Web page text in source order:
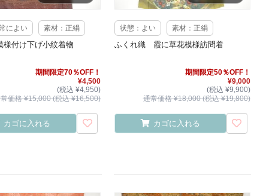
によい 素材：正絹
様付け下げ小紋着物
期間限定70％OFF！
¥4,500
(税込 ¥4,950)
価格 ¥15,000 (税込 ¥16,500)
カゴに入れる
状態：よい 素材：正絹
ふくれ織 霞に草花模様訪問着
期間限定50％OFF！
¥9,000
(税込 ¥9,900)
通常価格 ¥18,000 (税込 ¥19,800)
カゴに入れる